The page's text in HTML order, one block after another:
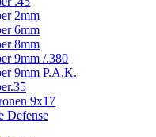
2mm
6mm
8mm
9mm /.380
9mm P.A.K.
9x17
Defense